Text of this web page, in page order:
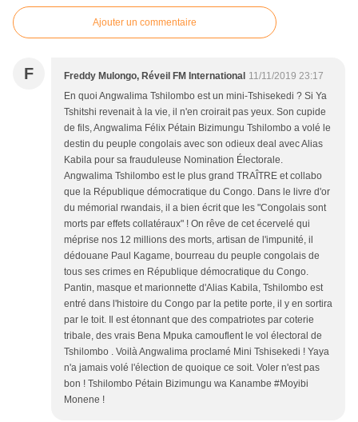
Ajouter un commentaire
F Freddy Mulongo, Réveil FM International 11/11/2019 23:17
En quoi Angwalima Tshilombo est un mini-Tshisekedi ? Si Ya
Tshitshi revenait à la vie, il n'en croirait pas yeux. Son cupide
de fils, Angwalima Félix Pétain Bizimungu Tshilombo a volé le
destin du peuple congolais avec son odieux deal avec Alias
Kabila pour sa frauduleuse Nomination Électorale.
Angwalima Tshilombo est le plus grand TRAÎTRE et collabo
que la République démocratique du Congo. Dans le livre d'or
du mémorial rwandais, il a bien écrit que les "Congolais sont
morts par effets collatéraux" ! On rêve de cet écervelé qui
méprise nos 12 millions des morts, artisan de l'impunité, il
dédouane Paul Kagame, bourreau du peuple congolais de
tous ses crimes en République démocratique du Congo.
Pantin, masque et marionnette d'Alias Kabila, Tshilombo est
entré dans l'histoire du Congo par la petite porte, il y en sortira
par le toit. Il est étonnant que des compatriotes par coterie
tribale, des vrais Bena Mpuka camouflent le vol électoral de
Tshilombo . Voilà Angwalima proclamé Mini Tshisekedi ! Yaya
n'a jamais volé l'élection de quoique ce soit. Voler n'est pas
bon ! Tshilombo Pétain Bizimungu wa Kanambe #Moyibi
Monene !